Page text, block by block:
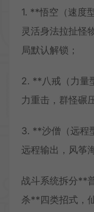
1. **悟空（速度
灵活身法拉扯怪
局默认解锁；
2. **八戒（力量
力重击，群怪碾
3. **沙僧（远程
远程输出，风筝
战斗系统拆分**
杀**四类招式，